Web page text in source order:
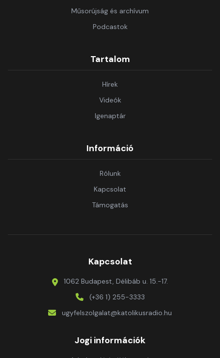
Műsorújság és archívum
Podcastok
Tartalom
Hírek
Videók
Igenaptár
Információ
Rólunk
Kapcsolat
Támogatás
Kapcsolat
1062 Budapest, Délibáb u. 15.-17.
(+36 1) 255-3333
ugyfelszolgalat@katolikusradio.hu
Jogi információk